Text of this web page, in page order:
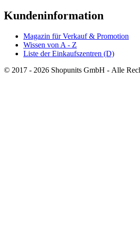
Kundeninformation
Magazin für Verkauf & Promotion
Wissen von A - Z
Liste der Einkaufszentren (D)
© 2017 - 2026 Shopunits GmbH - Alle